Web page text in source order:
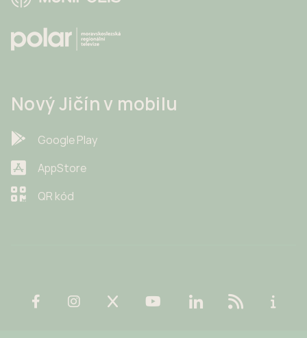
Nový Jičín v mobilu
Google Play
AppStore
QR kód